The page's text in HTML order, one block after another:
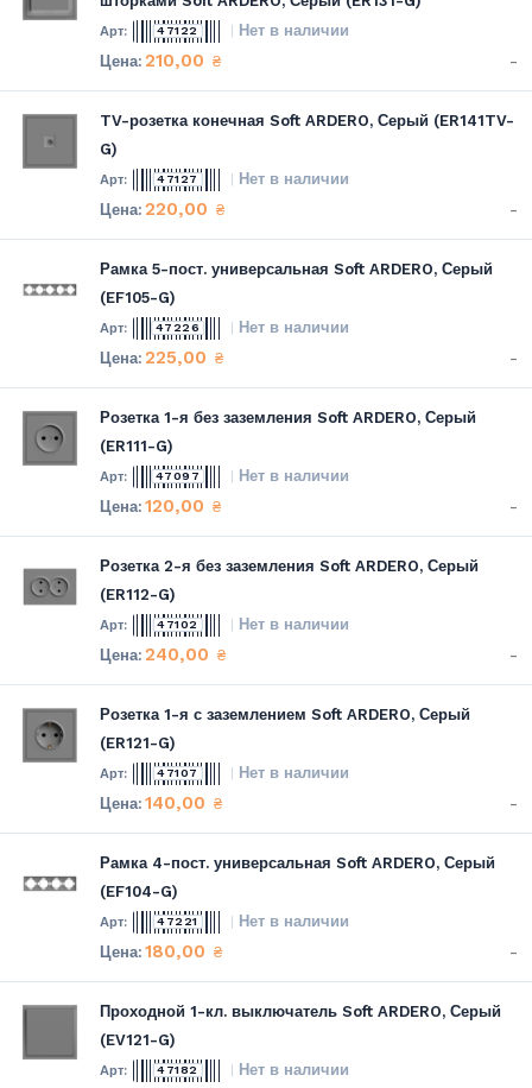
47122 Нет в наличии
210,00 ₴ -
TV-розетка конечная Soft ARDERO, Серый (ER141TV-
G)
47127 Нет в наличии
220,00 ₴ -
Рамка 5-пост. универсальная Soft ARDERO, Серый
(EF105-G)
47226 Нет в наличии
225,00 ₴ -
Розетка 1-я без заземления Soft ARDERO, Серый
(ER111-G)
47097 Нет в наличии
120,00 ₴ -
Розетка 2-я без заземления Soft ARDERO, Серый
(ER112-G)
47102 Нет в наличии
240,00 ₴ -
Розетка 1-я с заземлением Soft ARDERO, Серый
(ER121-G)
47107 Нет в наличии
140,00 ₴ -
Рамка 4-пост. универсальная Soft ARDERO, Серый
(EF104-G)
47221 Нет в наличии
180,00 ₴ -
Проходной 1-кл. выключатель Soft ARDERO, Серый
(EV121-G)
47182 Нет в наличии